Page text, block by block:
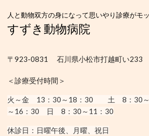
人と動物双方の身になって思いやり診療がモ
すずき動物病院
〒923-0831 石川県小松市打越町い233
＜診療受付時間＞
火～金 13：30 ～18：30 土 8：30
～16：30
日 8：30～11：30
休診日： 日曜午後、月曜、祝日